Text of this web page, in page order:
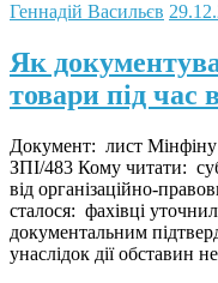
Геннадій Васильєв
Як
товари під час
Документ: лист
ЗПІ/483 Кому читати:
від організаційно-
сталося: фахівці
документальним
унаслідок дії обставин